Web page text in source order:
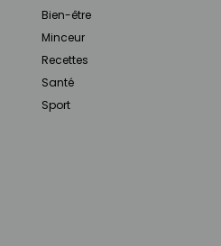
Bien-être
Minceur
Recettes
Santé
Sport